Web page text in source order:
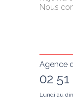
Nous
Agence
02
Lundi au